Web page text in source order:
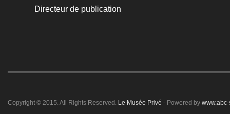
Directeur de publication
Copyright © 2015. All Rights Reserved. Le Musée Privé - Powered by